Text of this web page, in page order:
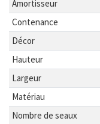
Amortisseur
Contenance
Décor
Hauteur
Largeur
Matériau
Nombre de seaux